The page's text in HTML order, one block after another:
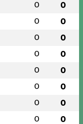
0 0
0 0
0 0
0 0
0 0
0 0
0 0
0 0